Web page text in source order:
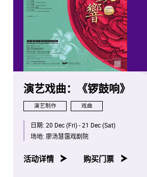
演艺戏曲：《锣鼓响》
演艺制作 戏曲
日期: 20 Dec (Fri) - 21 Dec (Sat)
场地: 廖汤慧霭戏剧院
活动详情 购买门票